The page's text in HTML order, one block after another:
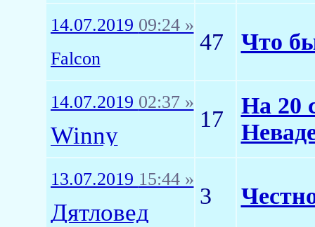
14.07.2019 09:24 »
Falcon
47 Что
14.07.2019 02:37 »
Winny
17
На 20
13.07.2019 15:44 »
Дятловед
3